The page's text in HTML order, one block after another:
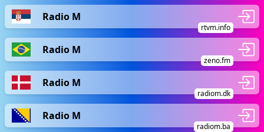
Radio M
rtvm.info
Radio M
zeno.fm
Radio M
radiom.dk
Radio M
radiom.ba